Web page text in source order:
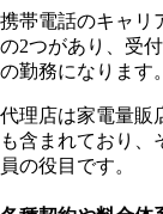
携帯電話のキャリ
の2つがあり、受
の勤務になります。
代理店は家電量販
も含まれており、
員の役目です。